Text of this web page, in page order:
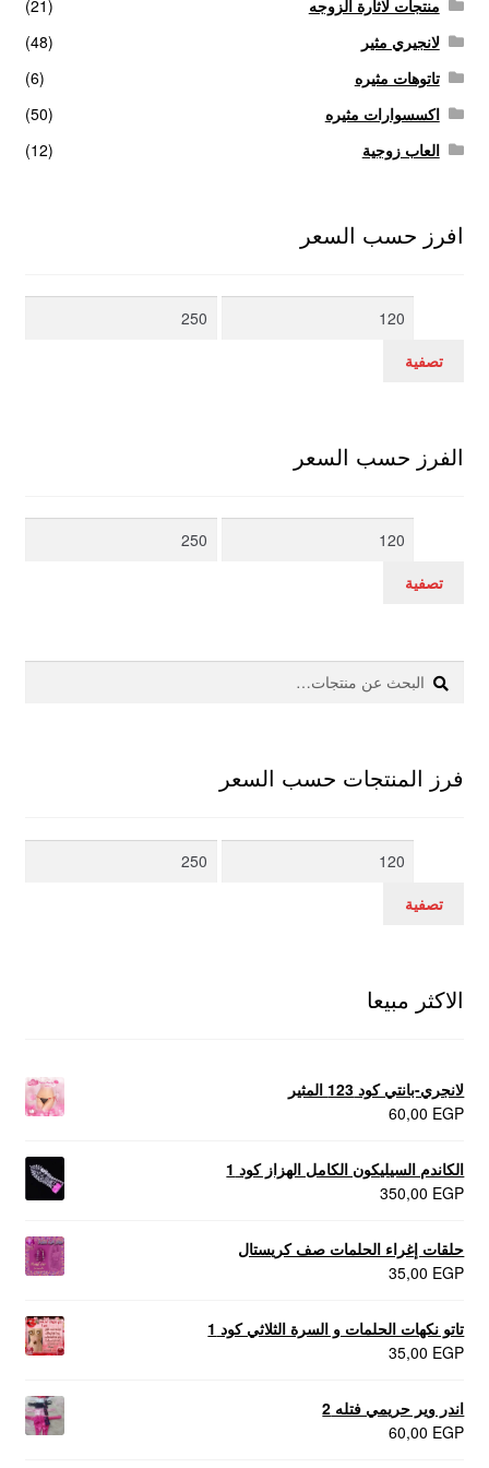
منتجات لاثارة الزوجه
(21)
لانجيري مثير
(48)
تاتوهات مثيره
(6)
اكسسوارات مثيره
(50)
العاب زوجية
(12)
افرز حسب السعر
أدنى
أعلى
تصفية
الفرز حسب السعر
أدنى
أعلى
تصفية
البحث
عن:
بحث
فرز المنتجات حسب السعر
أدنى
أعلى
تصفية
الاكثر مبيعا
لانجري-بانتي كود 123 المثير
60,00 EGP
الكاندم السيليكون الكامل الهزاز كود 1
350,00 EGP
حلقات إغراء الحلمات صف كريستال
35,00 EGP
تاتو نكهات الحلمات و السرة الثلاثي كود 1
35,00 EGP
اندر وير حريمي فتله 2
60,00 EGP